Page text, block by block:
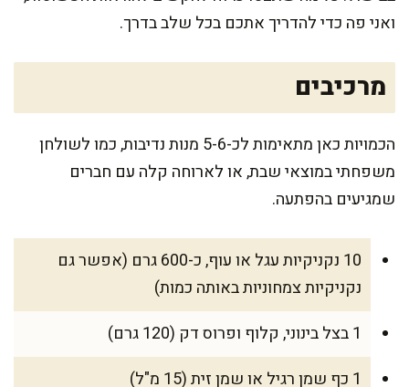
ואני פה כדי להדריך אתכם בכל שלב בדרך.
מרכיבים
הכמויות כאן מתאימות לכ-5-6 מנות נדיבות, כמו לשולחן
משפחתי במוצאי שבת, או לארוחה קלה עם חברים
שמגיעים בהפתעה.
10 נקניקיות עגל או עוף, כ-600 גרם (אפשר גם
נקניקיות צמחוניות באותה כמות)
1 בצל בינוני, קלוף ופרוס דק (120 גרם)
1 כף שמן רגיל או שמן זית (15 מ"ל)